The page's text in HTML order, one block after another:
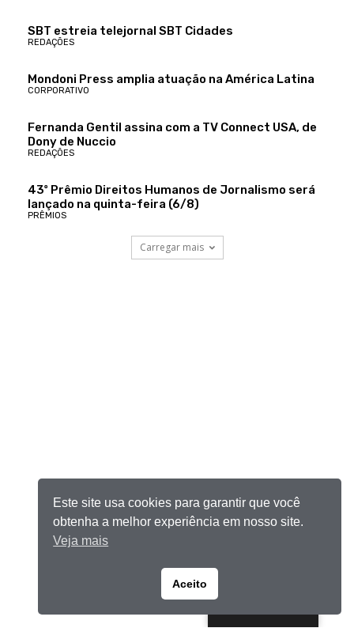
SBT estreia telejornal SBT Cidades
REDAÇÕES
Mondoni Press amplia atuação na América Latina
CORPORATIVO
Fernanda Gentil assina com a TV Connect USA, de
Dony de Nuccio
REDAÇÕES
43º Prêmio Direitos Humanos de Jornalismo será
lançado na quinta-feira (6/8)
PRÊMIOS
Carregar mais
Este site usa cookies para garantir que você
obtenha a melhor experiência em nosso site.
Veja mais
Aceito